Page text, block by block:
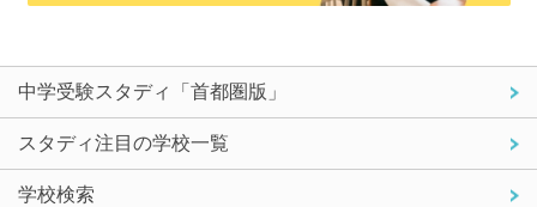
中学受験スタディ「首都圏版」
スタディ注目の学校一覧
学校検索